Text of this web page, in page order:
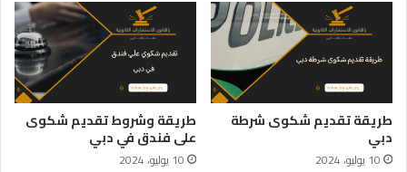
طريقة تقديم شكوى شرطة
دبي
10 يوليو، 2024
طريقة وشروط تقديم شكوى
على فندق في دبي
10 يوليو، 2024